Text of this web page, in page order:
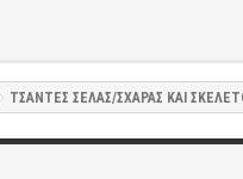
ΤΣΑΝΤΕΣ ΣΕΛΑΣ/ΣΧΑΡΑΣ ΚΑΙ